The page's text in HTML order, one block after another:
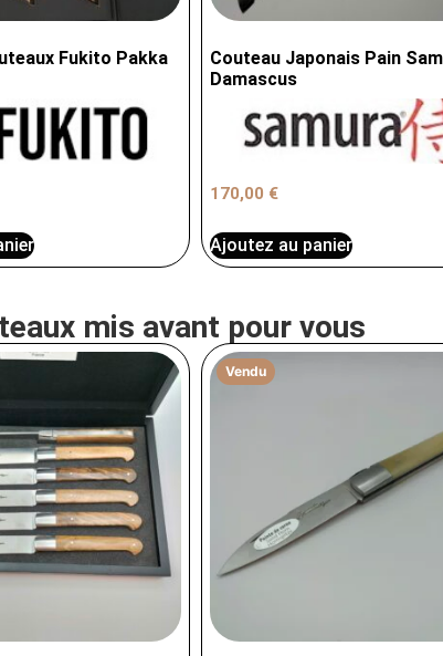
Fukito Pakka
Couteau Japonais Pain
Damascus
170,00 €
Ajoutez au panier
mis avant pour vous
Vendu